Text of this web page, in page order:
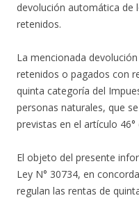
devolución automática de
retenidos.
La mencionada
retenidos o pagados con
quinta categoría del
personas naturales, que
previstas en el artículo
El objeto del presente
Ley N° 30734, en
regulan las rentas de